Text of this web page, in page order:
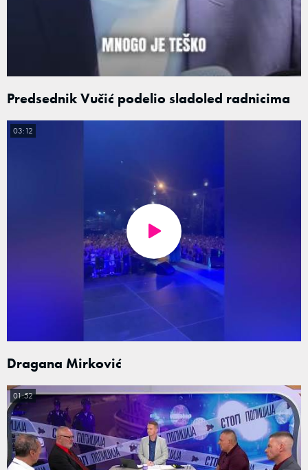
Predsednik Vučić podelio sladoled radnicima
Dragana Mirković
03:12
01:52